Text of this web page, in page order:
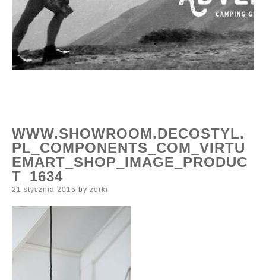
WWW.SHOWROOM.DECOSTYL.
PL_COMPONENTS_COM_VIRTU
EMART_SHOP_IMAGE_PRODUC
T_1634
Posted
21 stycznia 2015 by zorki